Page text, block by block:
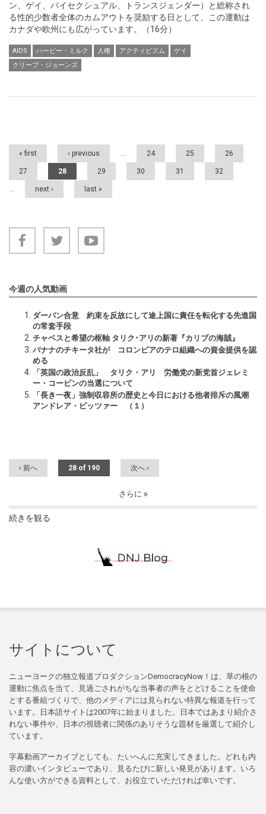
ン、ゲイ、バイセクシュアル、トランスジェンダー）と総称され
る性的少数者全体のカムアウトを奨励する日として、この運動は
カナダや欧州にも広がっています。（16分）
AIDS ハービー・ミルク 人権 アクティビズム
ゲイ
クリーブ・ジョーンズ
Pages
« first ‹ previous … 24 25 26
27 28 29 30 31 32
… next › last »
今週の人気動画
ダーバン合意 約束を反故にして途上国に責任を転化する先進国
の常套手段
チャベスと希望の枢軸 タリク･アリの新著『カリブの海賊』
バナナのチキータ社が コロンビアのテロ組織への資金提供を認
める
「英国の政治反乱」 タリク・アリ 労働党の新党首ジェレミ
ー・コービンの当選について
「長き一夜」強制収容所の歴史と今日における他者排斥の風潮
アンドレア・ピッツァー （１）
‹ 前へ 28 of 190 次へ ›
さらに
続きを観る
サイトについて
ニューヨークの独立報道プロダクションDemocracyNow！は、草の根の
運動に焦点を当て、見過ごされがちな当事者の声をとどけることを使命
とする番組づくりで、他のメディアには見られない特異な報道を行って
います。日本語サイトは2007年に始まりました。日本ではあまり紹介さ
れない事件や、日本の視聴者に関係のありそうな題材を厳選して紹介し
ています。
字幕動画アーカイブとしても、たいへんに充実してきました。どれも内
容の濃いインタビューであり、見るたびに新しい発見があります。いろ
んな使い方ができる資料として、お役立ていただければ幸いです。